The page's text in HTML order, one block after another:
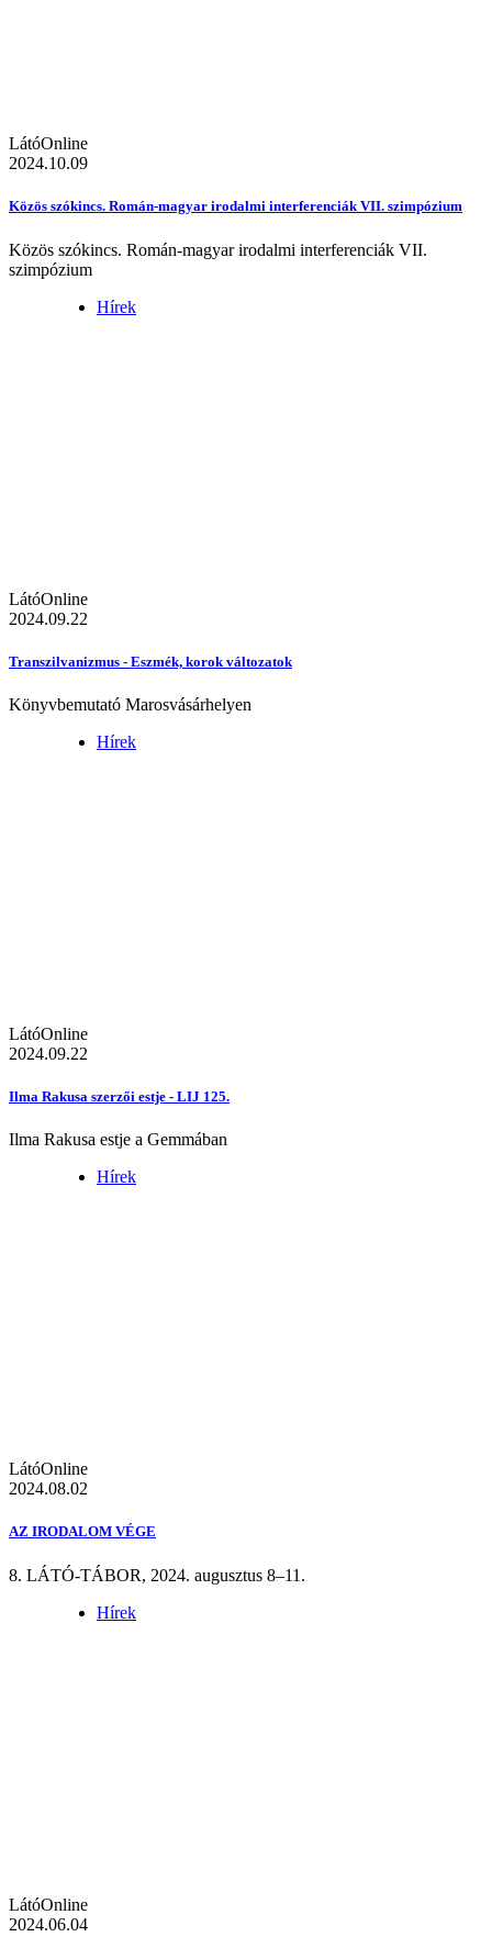
LátóOnline
2024.10.09
Közös szókincs. Román-magyar irodalmi interferenciák VII. szimpózium
Közös szókincs. Román-magyar irodalmi interferenciák VII.
szimpózium
Hírek
LátóOnline
2024.09.22
Transzilvanizmus - Eszmék, korok változatok
Könyvbemutató Marosvásárhelyen
Hírek
LátóOnline
2024.09.22
Ilma Rakusa szerzői estje - LIJ 125.
Ilma Rakusa estje a Gemmában
Hírek
LátóOnline
2024.08.02
AZ IRODALOM VÉGE
8. LÁTÓ-TÁBOR, 2024. augusztus 8–11.
Hírek
LátóOnline
2024.06.04